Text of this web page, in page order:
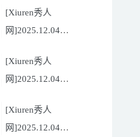
Flora[81P/832.27MB]
[Xiuren秀人
网]2025.12.04
[56P/602.69MB]
[Xiuren秀人
网]2025.12.04
[56P/602.69MB]
[Xiuren秀人
网]2025.12.04